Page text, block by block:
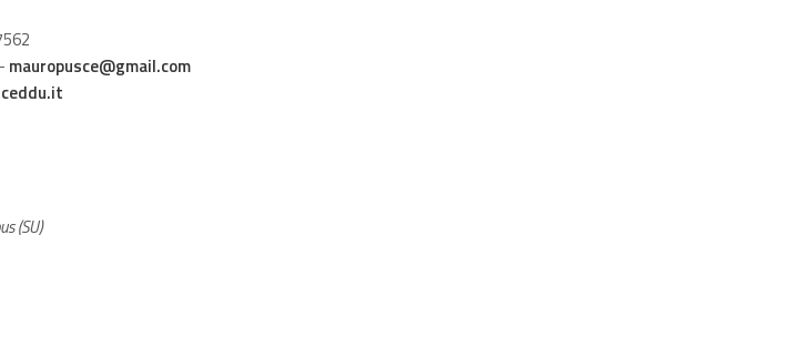
- mauropusce@gmail.com
(SU)